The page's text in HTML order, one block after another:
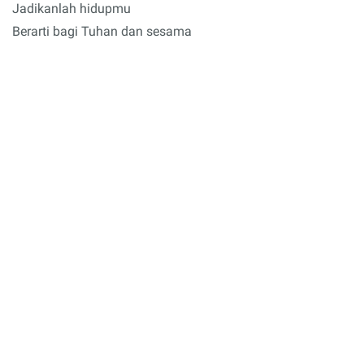
Jadikanlah hidupmu
Berarti bagi Tuhan dan sesama